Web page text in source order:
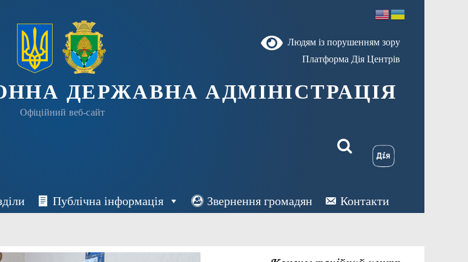
Людям із порушенням зору
Платформа Дія Центрів
ДЕРЖАВНА АДМІНІСТРАЦІЯ
Офіційний веб-сайт
Публічна інформація Звернення громадян Контакти